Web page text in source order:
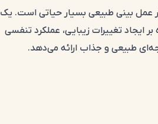
عمل بینی طبیعی بسیار حیاتی است. یک
بر ایجاد تغییرات زیبایی، عملکرد تنفسی
طبیعی و جذاب ارائه می‌دهد.